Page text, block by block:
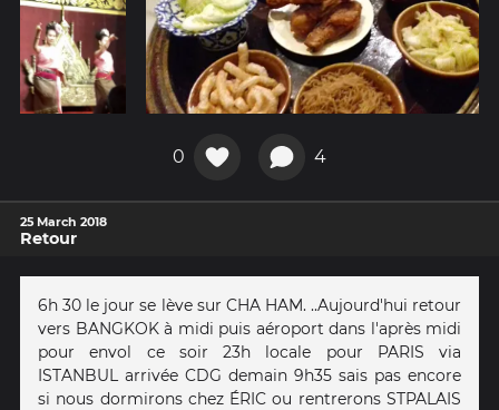
0 4
25 March 2018
Retour
6h 30 le jour se lève sur CHA HAM. ..Aujourd'hui retour
vers BANGKOK à midi puis aéroport dans l'après midi
pour envol ce soir 23h locale pour PARIS via
ISTANBUL arrivée CDG demain 9h35 sais pas encore
si nous dormirons chez ÉRIC ou rentrerons STPALAIS